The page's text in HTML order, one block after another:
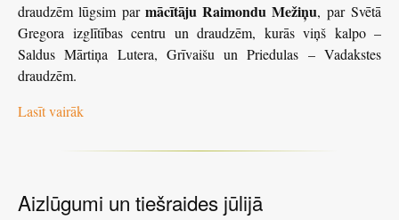
draudzēm lūgsim par mācītāju Raimondu Mežiņu, par Svētā
Gregora izglītības centru un draudzēm, kurās viņš kalpo –
Saldus Mārtiņa Lutera, Grīvaišu un Priedulas – Vadakstes
draudzēm.
Lasīt vairāk
Aizlūgumi un tiešraides jūlijā